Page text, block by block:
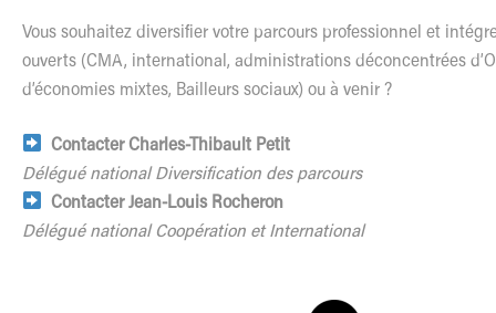
Vous souhaitez diversifier votre parcours professionnel et
ouverts (CMA, international, administrations déconcentrées
d’économies mixtes, Bailleurs sociaux) ou à venir ?
Contacter Charles-Thibault Petit
Délégué national Diversification des parcours
Contacter Jean-Louis Rocheron
Délégué national Coopération et International